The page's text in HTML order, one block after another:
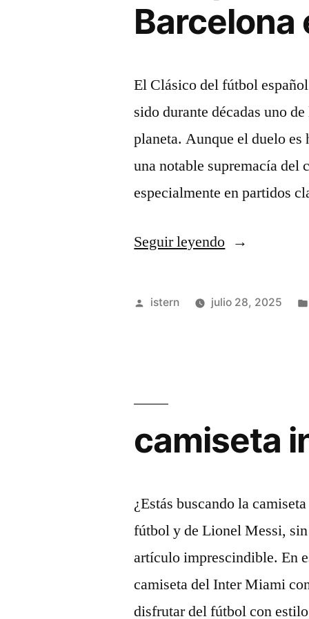
era
replicar
gloria?»
Barcelona
El Clásico del fútbol
sido durante décadas uno
planeta. Aunque el duelo
una notable supremacía del
especialmente en partidos
Seguir leyendo«Historial
del
dominados
por
Barcelona
en
el
siglo
Publicado
istern julio 28, 2025
camiseta
¿Estás buscando la
fútbol y de Lionel Messi, sin
artículo imprescindible. En
camiseta del Inter Miami
disfrutar del fútbol con